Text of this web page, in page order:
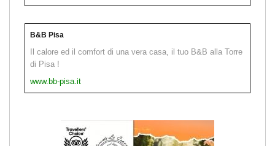
B&B Pisa
Il calore ed il comfort di una vera casa, il tuo B&B alla Torre
di Pisa !
www.bb-pisa.it